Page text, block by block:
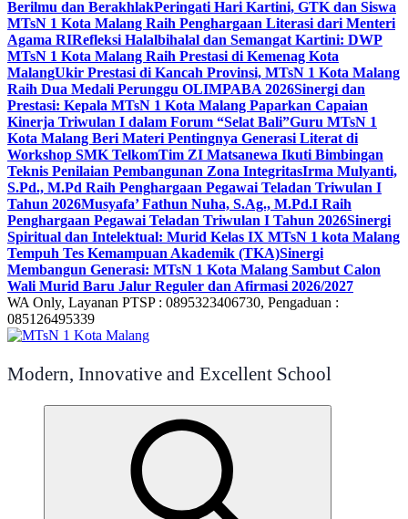
Berilmu dan BerakhlakPeringati Hari Kartini, GTK dan Siswa
MTsN 1 Kota Malang Raih Penghargaan Literasi dari Menteri
Agama RIRefleksi Halalbihalal dan Semangat Kartini: DWP
MTsN 1 Kota Malang Raih Prestasi di Kemenag Kota
MalangUkir Prestasi di Kancah Provinsi, MTsN 1 Kota Malang
Raih Dua Medali Perunggu OLIMPABA 2026Sinergi dan
Prestasi: Kepala MTsN 1 Kota Malang Paparkan Capaian
Kinerja Triwulan I dalam Forum “Selat Bali”Guru MTsN 1
Kota Malang Beri Materi Pentingnya Generasi Literat di
Workshop SMK TelkomTim ZI Matsanewa Ikuti Bimbingan
Teknis Penilaian Pembangunan Zona IntegritasIrma Mulyanti,
S.Pd., M.Pd Raih Penghargaan Pegawai Teladan Triwulan I
Tahun 2026Musyafa’ Fathun Nuha, S.Ag., M.Pd.I Raih
Penghargaan Pegawai Teladan Triwulan I Tahun 2026Sinergi
Spiritual dan Intelektual: Murid Kelas IX MTsN 1 kota Malang
Tempuh Tes Kemampuan Akademik (TKA)Sinergi
Membangun Generasi: MTsN 1 Kota Malang Sambut Calon
Wali Murid Baru Jalur Reguler dan Afirmasi 2026/2027
WA Only, Layanan PTSP : 0895323406730, Pengaduan :
085126495339
Modern, Innovative and Excellent School